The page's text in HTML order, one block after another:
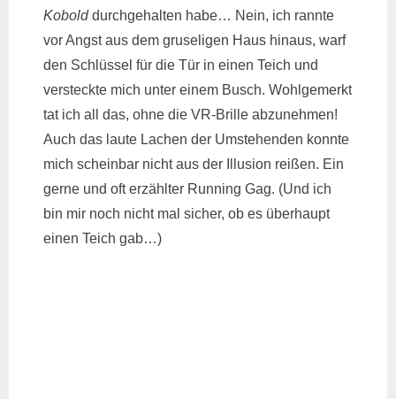
Kobolddurchgehalten habe… Nein, ich rannte
vor Angst aus dem gruseligen Haus hinaus, warf
den Schlüssel für die Tür in einen Teich und
versteckte mich unter einem Busch. Wohlgemerkt
tat ich all das, ohne die VR-Brille abzunehmen!
Auch das laute Lachen der Umstehenden konnte
mich scheinbar nicht aus der Illusion reißen. Ein
gerne und oft erzählter Running Gag. (Und ich
bin mir noch nicht mal sicher, ob es überhaupt
einen Teich gab…)